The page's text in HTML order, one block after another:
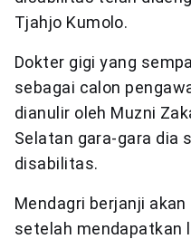
Tjahjo Kumolo.
Dokter gigi yang
sebagai calon
dianulir oleh Muzni
Selatan gara-gara dia
disabilitas.
Mendagri berjanji
setelah mendapatkan